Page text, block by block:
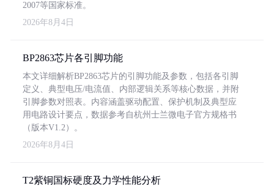
2007等国家标准。
2026年8月4日
BP2863芯片各引脚功能
本文详细解析BP2863芯片的引脚功能及参数，包括各引脚
定义、典型电压/电流值、内部逻辑关系等核心数据，并附
引脚参数对照表。内容涵盖驱动配置、保护机制及典型应
用电路设计要点，数据参考自杭州士兰微电子官方规格书
（版本V1.2）。
2026年8月4日
T2紫铜国标硬度及力学性能分析